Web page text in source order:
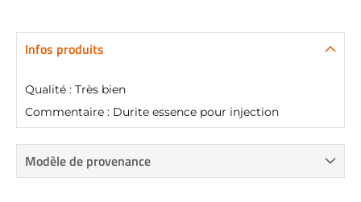
Infos produits
Qualité : Très bien
Commentaire : Durite essence pour injection
Modèle de provenance